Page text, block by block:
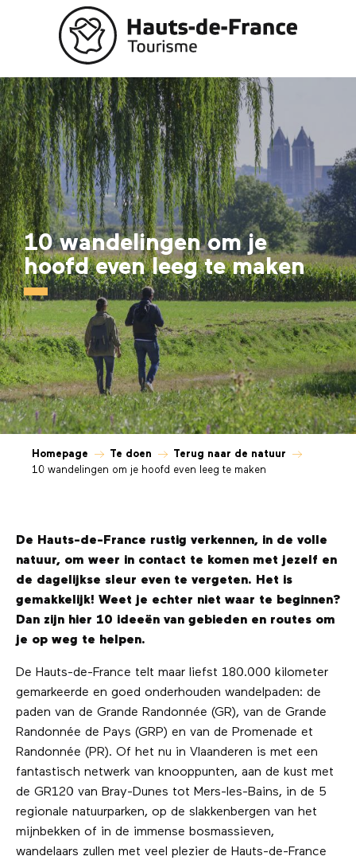
10 wandelingen om je
hoofd even leeg te maken
Homepage Te doen
Terug naar de natuur
10 wandelingen om je hoofd even leeg te maken
De Hauts-de-France rustig verkennen, in de volle
natuur, om weer in contact te komen met jezelf en
de dagelijkse sleur even te vergeten. Het is
gemakkelijk! Weet je echter niet waar te beginnen?
Dan zijn hier 10 ideeën van gebieden en routes om
je op weg te helpen.
De Hauts-de-France telt maar liefst 180.000 kilometer
gemarkeerde en goed onderhouden wandelpaden: de
paden van de Grande Randonnée (GR), van de Grande
Randonnée de Pays (GRP) en van de Promenade et
Randonnée (PR). Of het nu in Vlaanderen is met een
fantastisch netwerk van knooppunten, aan de kust met
de GR120 van Bray-Dunes tot Mers-les-Bains, in de 5
regionale natuurparken, op de slakkenbergen van het
mijnbekken of in de immense bosmassieven,
wandelaars zullen met veel plezier de Hauts-de-France